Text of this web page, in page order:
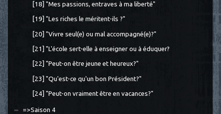
[18] "Mes passions, entraves à ma liberté"
[19] "Les riches le méritent-ils ?"
[20] "Vivre seul(e) ou mal accompagné(e)?"
[21] "L'école sert-elle à enseigner ou à éduquer?
[22] "Peut-on être jeune et heureux?"
[23] "Qu'est-ce qu'un bon Président?"
[24] "Peut-on vraiment être en vacances?"
=>Saison 4